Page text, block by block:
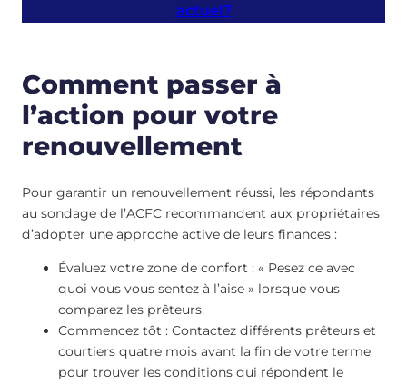
actuel?
Comment passer à
l’action pour votre
renouvellement
Pour garantir un renouvellement réussi, les répondants
au sondage de l’ACFC recommandent aux propriétaires
d’adopter une approche active de leurs finances :
Évaluez votre zone de confort : « Pesez ce avec
quoi vous vous sentez à l’aise » lorsque vous
comparez les prêteurs.
Commencez tôt : Contactez différents prêteurs et
courtiers quatre mois avant la fin de votre terme
pour trouver les conditions qui répondent le